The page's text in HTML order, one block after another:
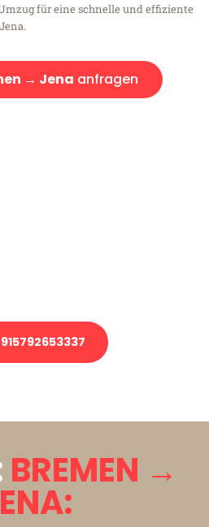
für eine schnelle und effiziente
→ Jena anfragen
BREMEN →